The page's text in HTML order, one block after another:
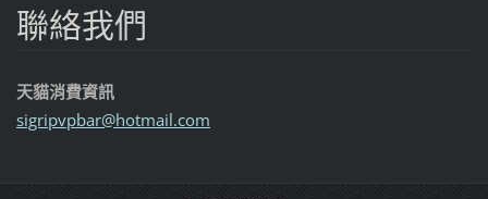
聯絡我們
天貓消費資訊
sigripvpbar@hotmail.com